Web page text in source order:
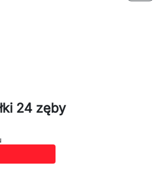
24 zęby